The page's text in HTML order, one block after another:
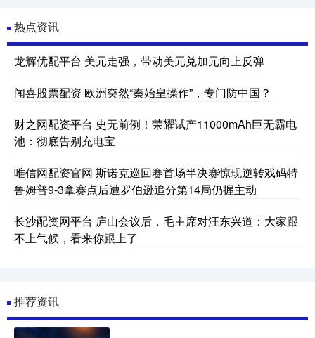
热点资讯
龙辉优配平台 美元走强，带动美元兑加元向上反弹
闻喜股票配资 欧洲突然“秦始皇操作”，专门防中国？
财之网配资平台 史无前例！荣耀试产11000mAh巨无霸电
池：彻底告别充电宝
唯信网配资官网 斯诺克巡回赛首场半决赛惊现逆转戏码特
鲁姆普9-3拿赛点后遭罗伯逊追分第14局仍握主动
长沙配资网平台 庐山会议后，毛主席对汪东兴道：大家跟
不上气候，看来你跟上了
推荐资讯